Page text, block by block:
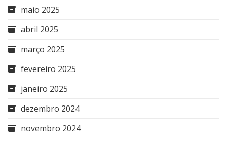
maio 2025
abril 2025
março 2025
fevereiro 2025
janeiro 2025
dezembro 2024
novembro 2024